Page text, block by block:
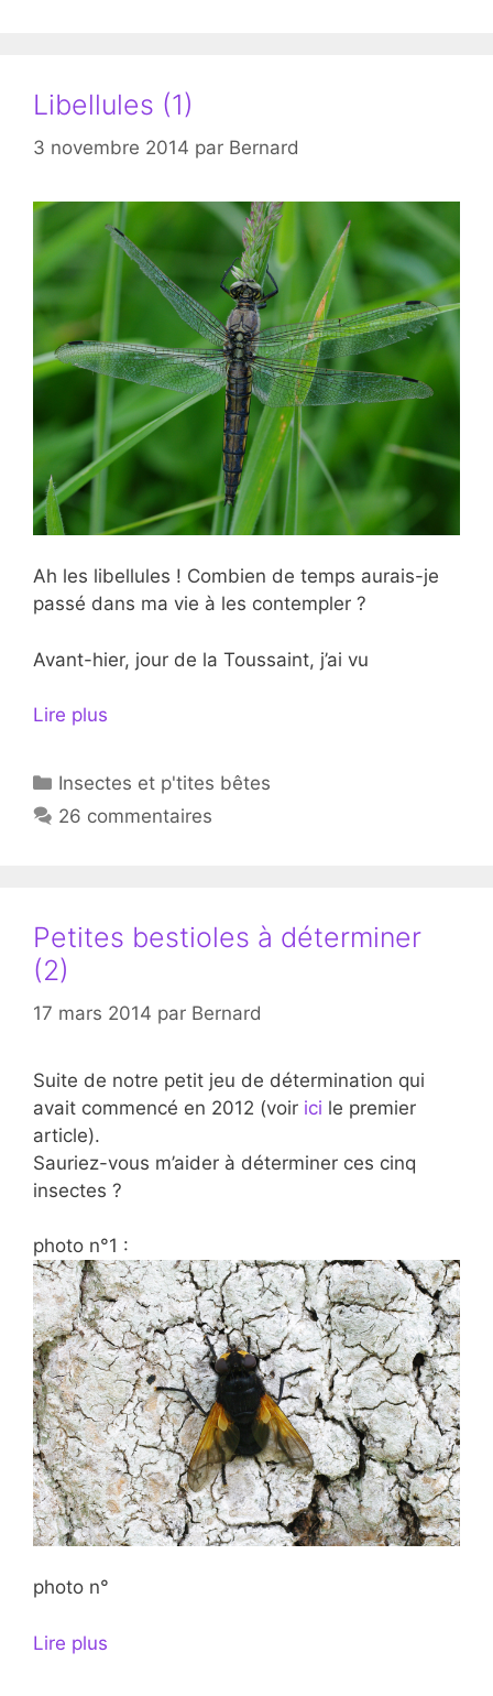
Libellules (1)
3 novembre 2014 par Bernard
Ah les libellules ! Combien de temps aurais-je
passé dans ma vie à les contempler ?
Avant-hier, jour de la Toussaint, j’ai vu
Lire plus
Catégories
Insectes et p'tites bêtes
26 commentaires
Petites bestioles à déterminer
(2)
17 mars 2014 par Bernard
Suite de notre petit jeu de détermination qui
avait commencé en 2012 (voir ici le premier
article).
Sauriez-vous m’aider à déterminer ces cinq
insectes ?
photo n°1 :
photo n°
Lire plus